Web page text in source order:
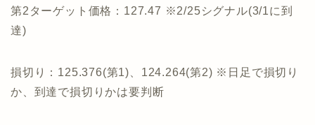
第2ターゲット価格：127.47 ※2/25シグナル(3/1に到
達)
損切り：125.376(第1)、124.264(第2) ※日足で損切り
か、到達で損切りかは要判断